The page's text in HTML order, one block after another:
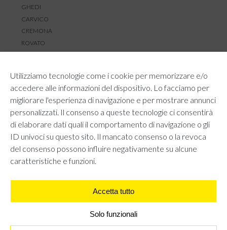
Utilizziamo tecnologie come i cookie per memorizzare e/o
accedere alle informazioni del dispositivo. Lo facciamo per
migliorare l'esperienza di navigazione e per mostrare annunci
personalizzati. Il consenso a queste tecnologie ci consentirà
di elaborare dati quali il comportamento di navigazione o gli
ID univoci su questo sito. Il mancato consenso o la revoca
del consenso possono influire negativamente su alcune
caratteristiche e funzioni.
Accetta tutto
Solo funzionali
GHEDI
CARVICO
CREMONA
ROVATO
RESI E RIMBORSI
REGOLAMENTO LOYALTY
CONTATTACI
PRIVACY POLICY COOKIE POLICY
UNI GRUPPO S.R.L - Viale Angelo Filippetti 24, 20122 Milano.
All right reserved P.IVA 10405840967